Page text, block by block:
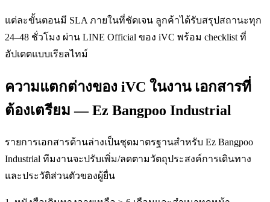
แต่ละขั้นตอนมี SLA ภายในที่ชัดเจน ลูกค้าได้รับสรุปสถานะทุก
24–48 ชั่วโมง ผ่าน LINE Official ของ iVC พร้อม checklist ที่
อัปเดตแบบเรียลไทม์
ความแตกต่างของ iVC ในงาน เอกสารที่
ต้องเตรียม — Ez Bangpoo Industrial
รายการเอกสารด้านล่างเป็นชุดมาตรฐานสำหรับ Ez Bangpoo
Industrial ทีมงานจะปรับเพิ่ม/ลดตามวัตถุประสงค์การเดินทาง
และประวัติส่วนตัวของผู้ยื่น